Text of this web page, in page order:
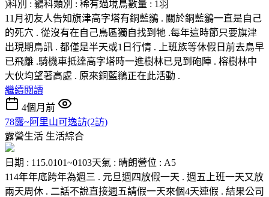
)科別 : 鶲科類別 : 稀有過境鳥數量 : 1羽
11月初友人告知旗津高字塔有銅藍鶲 . 關於銅藍鶲一直是自己
的死穴 . 從沒有在自己鳥區獨自找到牠 .每年這時節只要旗津
出現期鳥訊 . 都僅是半天或1日行情 . 上班族等休假日前去鳥早
已飛離 .騎機車抵達高字塔時一進樹林已見到砲陣 . 榕樹林中
大伙均望著高處 . 原來銅藍鶲正在此活動 .
繼續閱讀
4個月前
78露~阿里山可逸訪(2訪)
露營生活 生活綜合
日期 : 115.0101~0103天氣 : 晴朗營位 : A5
114年年底跨年為週三 . 元旦週四放假一天 . 週五上班一天又放
兩天周休 . 二話不說直接週五請假一天來個4天連假 . 結果公司